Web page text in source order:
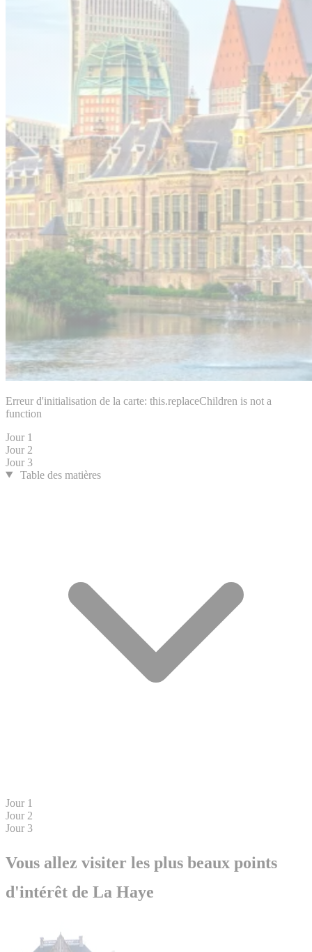
Erreur d'initialisation de la carte: this.replaceChildren is not a
function
Jour 1
Jour 2
Jour 3
Table des matières
Jour 1
Jour 2
Jour 3
Vous allez visiter les plus beaux points
d'intérêt de La Haye